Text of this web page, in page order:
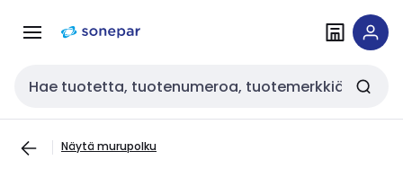
navigointiinsisältöön
Haku
Näytä murupolku